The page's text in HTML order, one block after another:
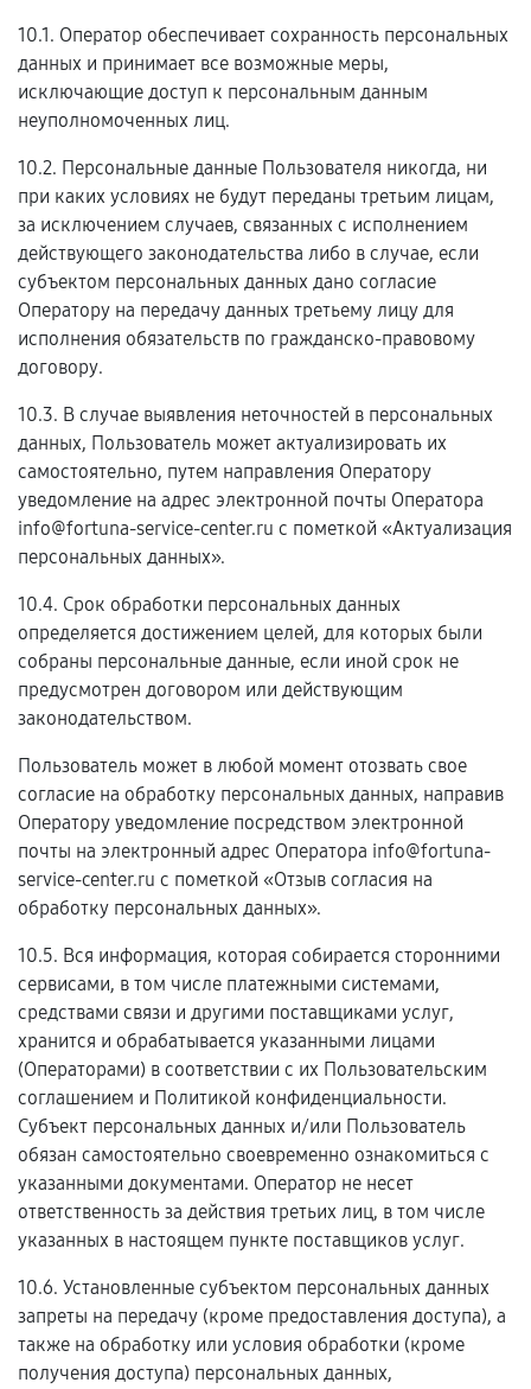
10.1. Оператор обеспечивает сохранность персональных
данных и принимает все возможные меры,
исключающие доступ к персональным данным
неуполномоченных лиц.
10.2. Персональные данные Пользователя никогда, ни
при каких условиях не будут переданы третьим лицам,
за исключением случаев, связанных с исполнением
действующего законодательства либо в случае, если
субъектом персональных данных дано согласие
Оператору на передачу данных третьему лицу для
исполнения обязательств по гражданско-правовому
договору.
10.3. В случае выявления неточностей в персональных
данных, Пользователь может актуализировать их
самостоятельно, путем направления Оператору
уведомление на адрес электронной почты Оператора
info@fortuna-service-center.ru с пометкой «Актуализация
персональных данных».
10.4. Срок обработки персональных данных
определяется достижением целей, для которых были
собраны персональные данные, если иной срок не
предусмотрен договором или действующим
законодательством.
Пользователь может в любой момент отозвать свое
согласие на обработку персональных данных, направив
Оператору уведомление посредством электронной
почты на электронный адрес Оператора info@fortuna-
service-center.ru с пометкой «Отзыв согласия на
обработку персональных данных».
10.5. Вся информация, которая собирается сторонними
сервисами, в том числе платежными системами,
средствами связи и другими поставщиками услуг,
хранится и обрабатывается указанными лицами
(Операторами) в соответствии с их Пользовательским
соглашением и Политикой конфиденциальности.
Субъект персональных данных и/или Пользователь
обязан самостоятельно своевременно ознакомиться с
указанными документами. Оператор не несет
ответственность за действия третьих лиц, в том числе
указанных в настоящем пункте поставщиков услуг.
10.6. Установленные субъектом персональных данных
запреты на передачу (кроме предоставления доступа), а
также на обработку или условия обработки (кроме
получения доступа) персональных данных,